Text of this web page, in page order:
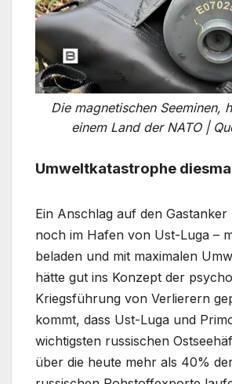
Die magnetischen Seeminen,
einem Land der NATO |
Umweltkatastrophe
Ein Anschlag auf den Gastanker
noch im Hafen von Ust-Luga –
beladen und mit maximalen
hätte gut ins Konzept der
Kriegsführung von Verlierern
kommt, dass Ust-Luga und
wichtigsten russischen
über die heute mehr als 40%